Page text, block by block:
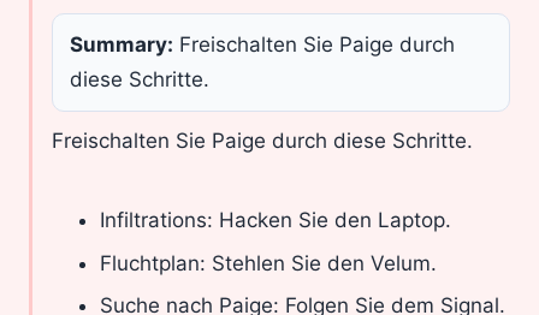
Summary: Freischalten Sie Paige durch
diese Schritte.
Freischalten Sie Paige durch diese Schritte.
Infiltrations: Hacken Sie den Laptop.
Fluchtplan: Stehlen Sie den Velum.
Suche nach Paige: Folgen Sie dem Signal.